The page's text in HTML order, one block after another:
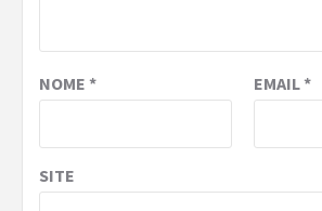
NOME * EMAIL*
SITE